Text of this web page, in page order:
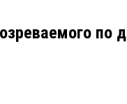
по